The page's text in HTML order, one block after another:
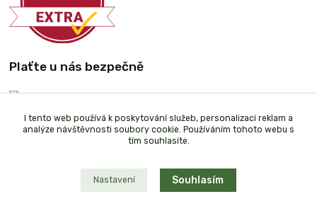
Plaťte u nás bezpečně
I tento web používá k poskytování služeb, personalizaci reklam a
analýze návštěvnosti soubory cookie. Používáním tohoto webu s
tím souhlasíte.
Nastavení Souhlasím